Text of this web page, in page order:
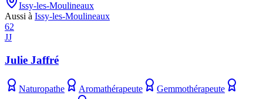
Issy-les-Moulineaux
Aussi à Issy-les-Moulineaux
62
JJ
Julie Jaffré
Naturopathe Aromathérapeute
Gemmothérapeute